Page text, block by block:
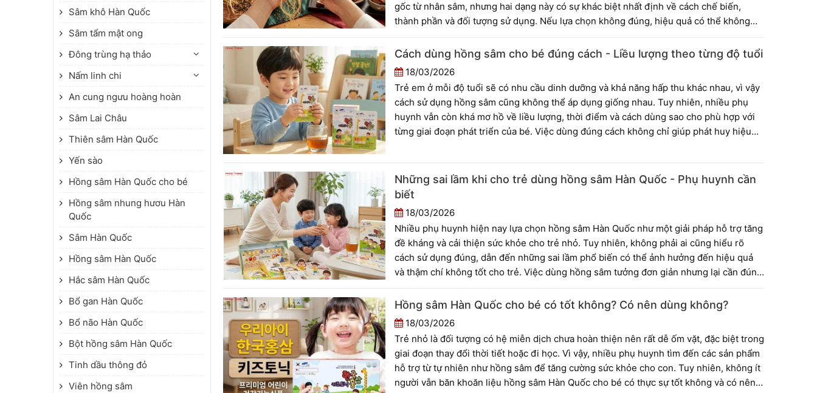
gốc từ nhân sâm, nhưng hai dạng này có sự khác biệt nhất định về cách chế biến,
thành phần và đối tượng sử dụng. Nếu lựa chọn không đúng, hiệu quả có thể không
bạn hiểu rõ sự khác nhau để đưa ra lựa chọn phù hợp hơn cho bé.
Cách dùng hồng sâm cho bé đúng cách - Liều lượng theo từng độ tuổi
18/03/2026
Trẻ em ở mỗi độ tuổi sẽ có nhu cầu dinh dưỡng và khả năng hấp thu khác nhau, vì vậy
cách sử dụng hồng sâm cũng không thể áp dụng giống nhau. Tuy nhiên, nhiều phụ
huynh vẫn còn khá mơ hồ về liều lượng, thời điểm và cách dùng sao cho phù hợp với
từng giai đoạn phát triển của bé. Việc dùng đúng cách không chỉ giúp phát huy hiệu
Những sai lầm khi cho trẻ dùng hồng sâm Hàn Quốc - Phụ huynh cần
biết
18/03/2026
Nhiều phụ huynh hiện nay lựa chọn hồng sâm Hàn Quốc như một giải pháp hỗ trợ tăng
đề kháng và cải thiện sức khỏe cho trẻ nhỏ. Tuy nhiên, không phải ai cũng hiểu rõ
cách sử dụng đúng, dẫn đến những sai lầm phổ biến có thể ảnh hưởng đến hiệu quả
và thậm chí không tốt cho trẻ. Việc dùng hồng sâm tưởng đơn giản nhưng lại cần đúng
sai lầm thường gặp để sử dụng hồng sâm cho bé an toàn và hiệu quả hơn.
Hồng sâm Hàn Quốc cho bé có tốt không? Có nên dùng không?
18/03/2026
Trẻ nhỏ là đối tượng có hệ miễn dịch chưa hoàn thiện nên rất dễ ốm vặt, đặc biệt trong
giai đoạn thay đổi thời tiết hoặc đi học. Vì vậy, nhiều phụ huynh tìm đến các sản phẩm
hỗ trợ từ tự nhiên như hồng sâm để tăng cường sức khỏe cho con. Tuy nhiên, không ít
người vẫn băn khoăn liệu hồng sâm Hàn Quốc cho bé có thực sự tốt không và có nên
Sâm khô Hàn Quốc
Sâm tẩm mật ong
Đông trùng hạ thảo
Nấm linh chi
An cung ngưu hoàng hoàn
Sâm Lai Châu
Thiên sâm Hàn Quốc
Yến sào
Hồng sâm Hàn Quốc cho bé
Hồng sâm nhung hươu Hàn
Quốc
Sâm Hàn Quốc
Hồng sâm Hàn Quốc
Hắc sâm Hàn Quốc
Bổ gan Hàn Quốc
Bổ não Hàn Quốc
Bột hồng sâm Hàn Quốc
Tinh dầu thông đỏ
Viên hồng sâm